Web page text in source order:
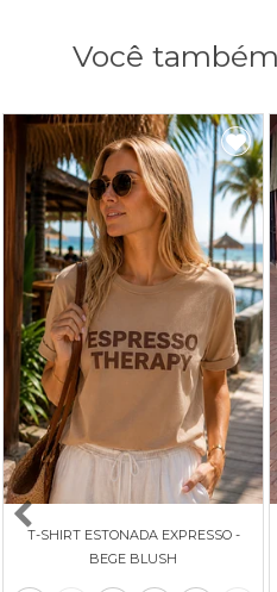
Você
T-SHIRT ESTONADA EXPRESSO -
BEGE BLUSH